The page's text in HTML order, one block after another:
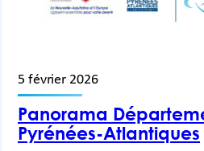
5 février 2026
Panorama
Pyrénées-Atlantiques